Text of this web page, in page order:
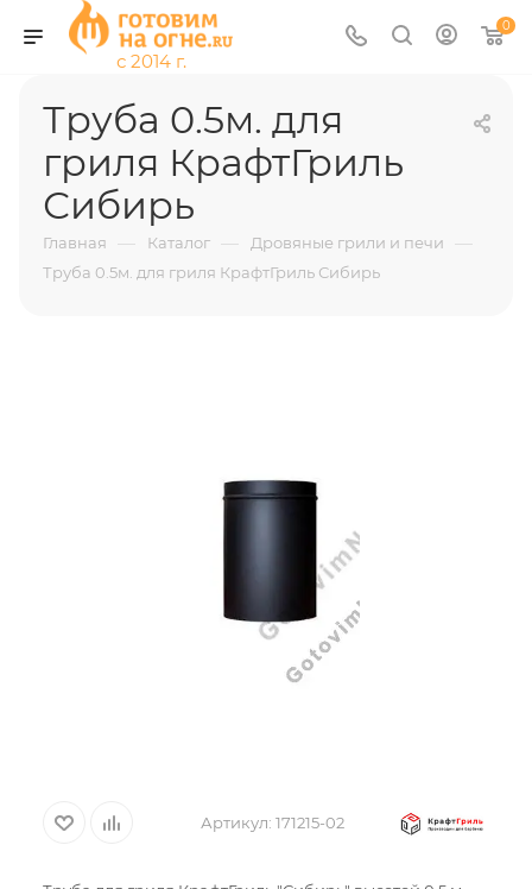
0
Труба 0.5м. для
гриля КрафтГриль
Сибирь
Главная — Каталог — Дровяные грили и печи —
Труба 0.5м. для гриля КрафтГриль Сибирь
Артикул: 171215-02